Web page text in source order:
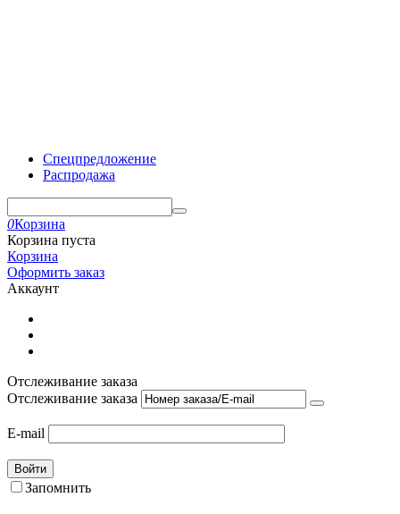
Спецпредложение
Распродажа
0Корзина
Корзина пуста
Корзина
Оформить заказ
Аккаунт
Отслеживание заказа
Отслеживание заказа
E-mail
Войти
Запомнить